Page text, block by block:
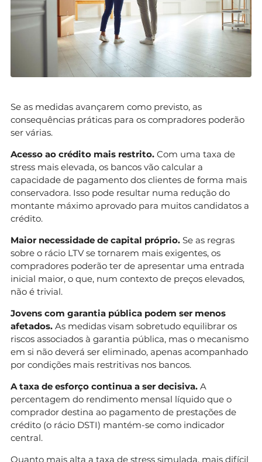
Se as medidas avançarem como previsto, as
consequências práticas para os compradores poderão
ser várias.
Acesso ao crédito mais restrito. Com uma taxa de
stress mais elevada, os bancos vão calcular a
capacidade de pagamento dos clientes de forma mais
conservadora. Isso pode resultar numa redução do
montante máximo aprovado para muitos candidatos a
crédito.
Maior necessidade de capital próprio. Se as regras
sobre o rácio LTV se tornarem mais exigentes, os
compradores poderão ter de apresentar uma entrada
inicial maior, o que, num contexto de preços elevados,
não é trivial.
Jovens com garantia pública podem ser menos
afetados. As medidas visam sobretudo equilibrar os
riscos associados à garantia pública, mas o mecanismo
em si não deverá ser eliminado, apenas acompanhado
por condições mais restritivas nos bancos.
A taxa de esforço continua a ser decisiva. A
percentagem do rendimento mensal líquido que o
comprador destina ao pagamento de prestações de
crédito (o rácio DSTI) mantém-se como indicador
central.
Quanto mais alta a taxa de stress simulada, mais difícil